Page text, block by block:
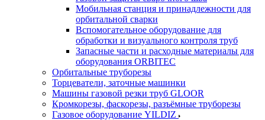
Мобильная станция и принадлежности для
орбитальной сварки
Вспомогательное оборудование для
обработки и визуального контроля труб
Запасные части и расходные материалы для
оборудования ORBITEC
Орбитальные труборезы
Торцеватели, заточные машинки
Машины газовой резки труб GLOOR
Кромкорезы, фаскорезы, разъёмные труборезы
Газовое оборудование YILDIZ